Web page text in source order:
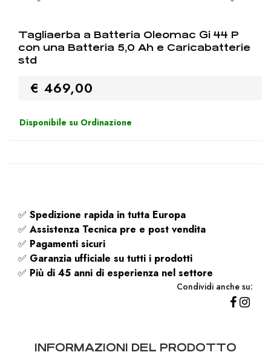
Tagliaerba a Batteria Oleomac Gi 44 P
con una Batteria 5,0 Ah e Caricabatterie
std
€ 469,00
Disponibile su Ordinazione
✅ Spedizione rapida in tutta Europa
✅ Assistenza Tecnica pre e post vendita
✅ Pagamenti sicuri
✅ Garanzia ufficiale su tutti i prodotti
✅ Più di 45 anni di esperienza nel settore
Condividi anche su:
INFORMAZIONI DEL PRODOTTO